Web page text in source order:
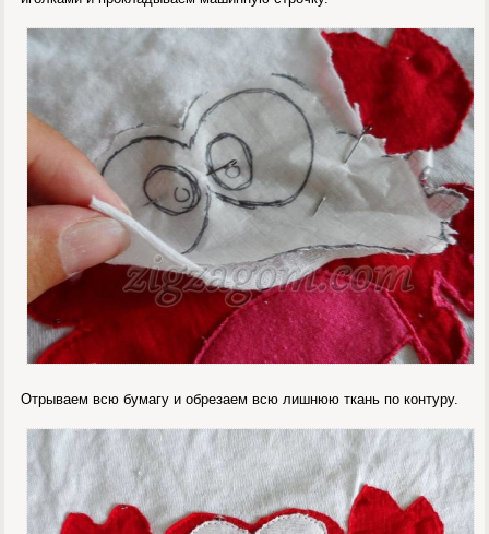
Отрываем всю бумагу и обрезаем всю лишнюю ткань по контуру.